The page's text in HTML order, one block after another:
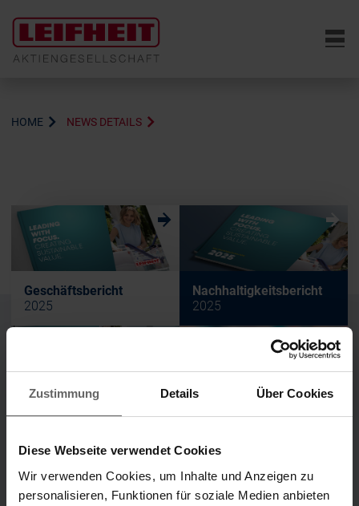
Zustimmung Details Über Cookies
Diese Webseite verwendet Cookies
Wir verwenden Cookies, um Inhalte und Anzeigen zu
personalisieren, Funktionen für soziale Medien anbieten
6
HOME NEWS DETAILS
Geschäftsbericht
2025
w
Nachhaltigkeitsbericht
2025
w
w
Unternehmensbereiche